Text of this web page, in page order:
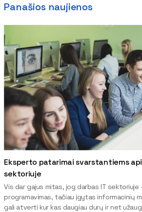
Panašios naujienos
Eksperto patarimai svarstantiems
sektoriuje
Vis dar gajus mitas, jog darbas IT sektoriuje
programavimas, tačiau įgytas informacinių
gali atverti kur kas daugiau durų ir net